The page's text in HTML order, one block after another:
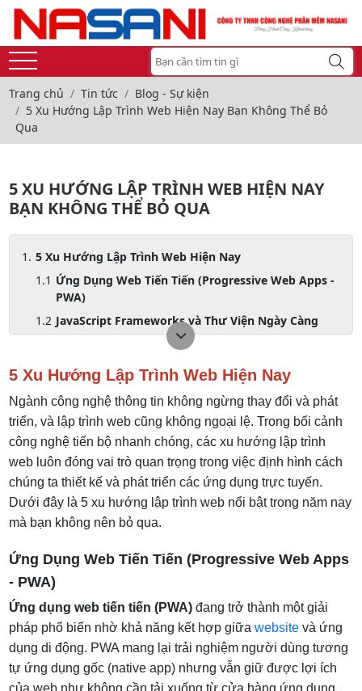
Trang chủ Tin tức
Blog - Sự kiện
5 Xu Hướng Lập Trình Web Hiện Nay Bạn Không Thể Bỏ
Qua
5 XU HƯỚNG LẬP TRÌNH WEB HIỆN NAY
BẠN KHÔNG THỂ BỎ QUA
5 Xu Hướng Lập Trình Web Hiện Nay
Ứng Dụng Web Tiến Tiến (Progressive Web Apps -
PWA)
JavaScript Frameworks và Thư Viện Ngày Càng
Phổ Biến
Learning) trong Web
Web 3.0 và Công Nghệ Blockchain
Tối Ưu Hiệu Suất và Core Web Vitals
5 Xu Hướng Lập Trình Web Hiện Nay
Ngành công nghệ thông tin không ngừng thay đổi và phát
triển, và lập trình web cũng không ngoại lệ. Trong bối cảnh
công nghệ tiến bộ nhanh chóng, các xu hướng lập trình
web luôn đóng vai trò quan trọng trong việc định hình cách
chúng ta thiết kế và phát triển các ứng dụng trực tuyến.
Dưới đây là 5 xu hướng lập trình web nổi bật trong năm nay
mà bạn không nên bỏ qua.
Ứng Dụng Web Tiến Tiến (Progressive Web Apps
- PWA)
Ứng dụng web tiến tiến (PWA) đang trở thành một giải
pháp phổ biến nhờ khả năng kết hợp giữawebsite và ứng
dụng di động. PWA mang lại trải nghiệm người dùng tương
tự ứng dụng gốc (native app) nhưng vẫn giữ được lợi ích
của web như không cần tải xuống từ cửa hàng ứng dụng.